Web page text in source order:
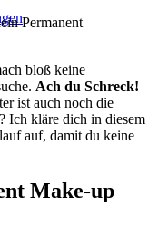
Permanent
bloß keine
Ach du Schreck!
ist auch noch die
Ich kläre dich in diesem
auf, damit du keine
Make-up